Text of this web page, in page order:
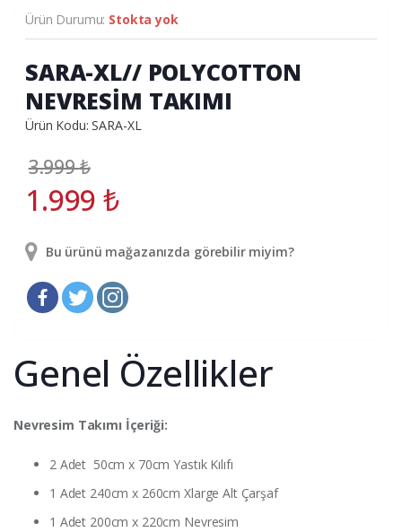
Ürün Durumu: Stokta yok
SARA-XL// POLYCOTTON
NEVRESİM TAKIMI
Ürün Kodu: SARA-XL
3.999₺
1.999₺
Bu ürünü mağazanızda görebilir miyim?
Genel Özellikler
Nevresim Takımı İçeriği:
2 Adet 50cm x 70cm Yastık Kılıfı
1 Adet 240cm x 260cm Xlarge Alt Çarşaf
1 Adet 200cm x 220cm Nevresim